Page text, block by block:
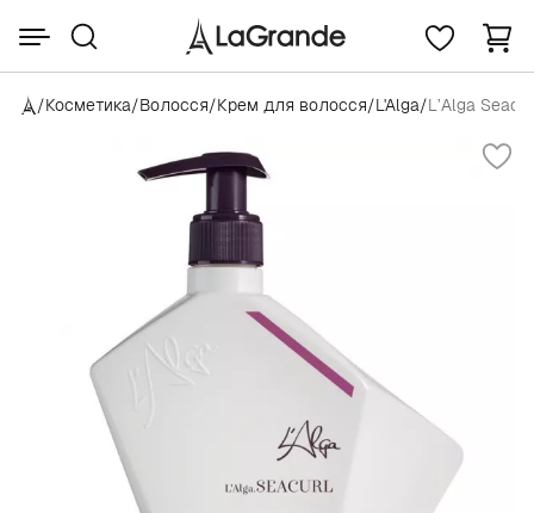
/Косметика/Волосся/Крем для волосся/L'Alga/L’Alga